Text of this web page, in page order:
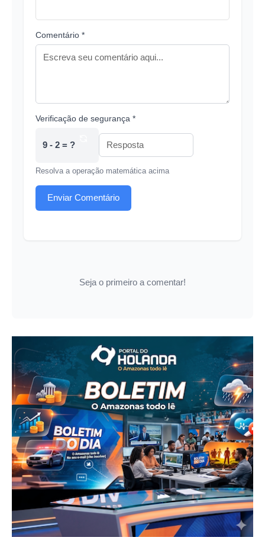
Comentário *
Verificação de segurança *
9 - 2 = ?
Resolva a operação matemática acima
Enviar Comentário
Seja o primeiro a comentar!